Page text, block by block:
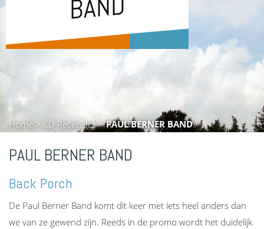
Home> CD Recensies>PAUL BERNER BAND
PAUL BERNER BAND
Back Porch
De Paul Berner Band komt dit keer met iets heel anders dan
we van ze gewend zijn. Reeds in de promo wordt het duidelijk